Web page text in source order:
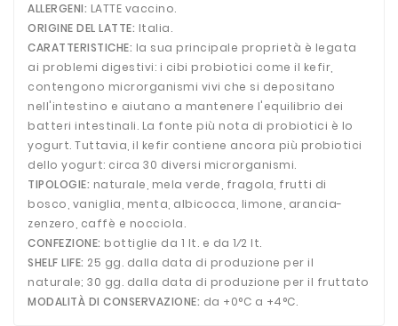
ALLERGENI: LATTE vaccino.
ORIGINE DEL LATTE: Italia.
CARATTERISTICHE: la sua principale proprietà è legata
ai problemi digestivi: i cibi probiotici come il kefir,
contengono microrganismi vivi che si depositano
nell'intestino e aiutano a mantenere l'equilibrio dei
batteri intestinali. La fonte più nota di probiotici è lo
yogurt. Tuttavia, il kefir contiene ancora più probiotici
dello yogurt: circa 30 diversi microrganismi.
TIPOLOGIE: naturale, mela verde, fragola, frutti di
bosco, vaniglia, menta, albicocca, limone, arancia-
zenzero, caffè e nocciola.
CONFEZIONE: bottiglie da 1 lt. e da 1⁄2 lt.
SHELF LIFE: 25 gg. dalla data di produzione per il
naturale; 30 gg. dalla data di produzione per il fruttato
MODALITÀ DI CONSERVAZIONE: da +0°C a +4°C.